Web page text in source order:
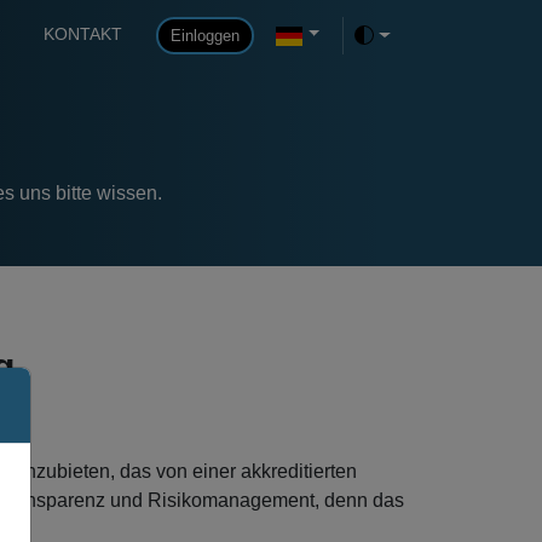
KONTAKT Einloggen
Toggle theme
uns bitte wissen.
anzubieten, das von einer akkreditierten
und Risikomanagement, denn das